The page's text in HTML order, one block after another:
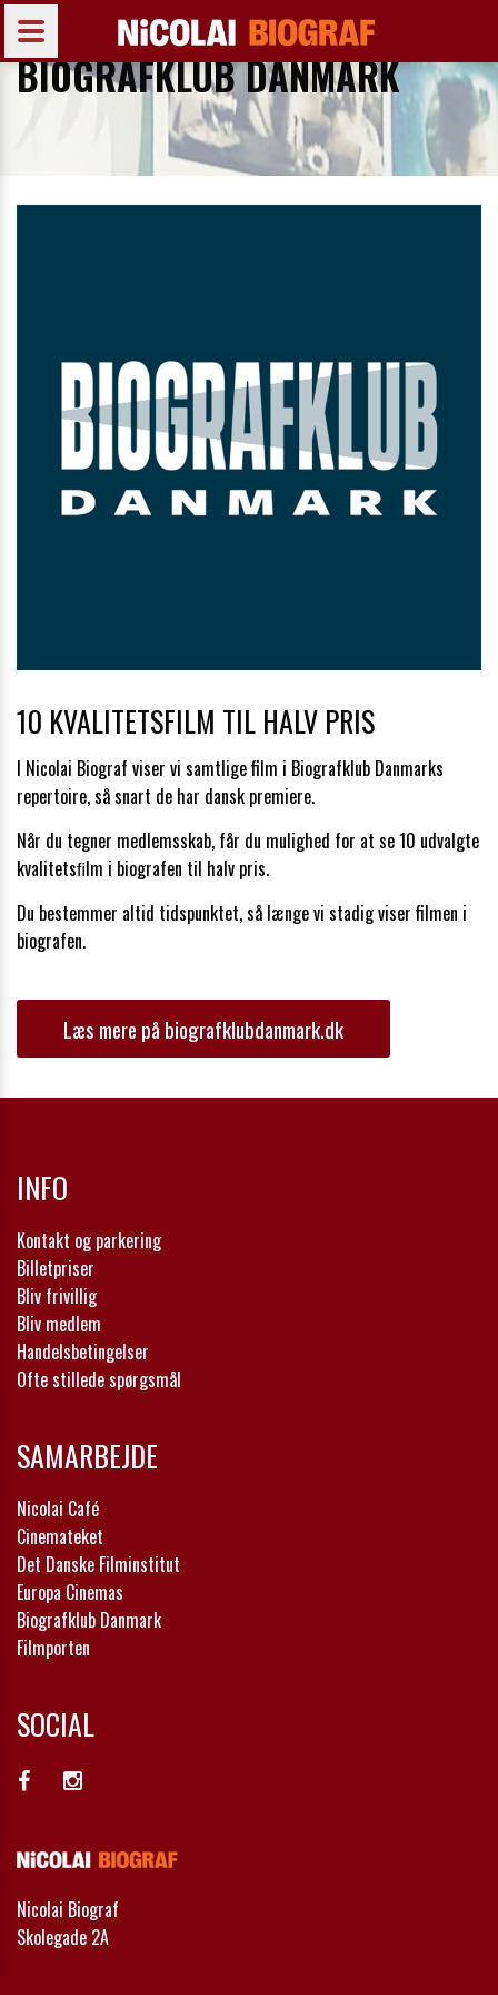
BIOGRAFKLUB DANMARK
10 KVALITETSFILM TIL HALV PRIS
I Nicolai Biograf viser vi samtlige film i Biografklub Danmarks
repertoire, så snart de har dansk premiere.
Når du tegner medlemsskab, får du mulighed for at se 10 udvalgte
kvalitetsﬁlm i biografen til halv pris.
Du bestemmer altid tidspunktet, så længe vi stadig viser filmen i
biografen.
Læs mere på biografklubdanmark.dk
INFO
Kontakt og parkering
Billetpriser
Bliv frivillig
Bliv medlem
Handelsbetingelser
Ofte stillede spørgsmål
SAMARBEJDE
Nicolai Café
Cinemateket
Det Danske Filminstitut
Europa Cinemas
Biografklub Danmark
Filmporten
SOCIAL
Nicolai Biograf
Skolegade 2A